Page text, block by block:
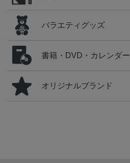
バラエティグッズ
書籍・DVD・カレンダー
オリジナルブランド